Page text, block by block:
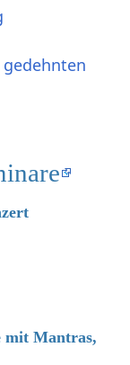
mit Mantras,